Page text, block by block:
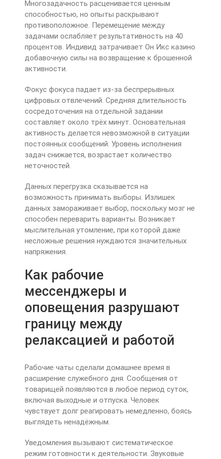
Многозадачность расценивается ценным
способностью, но опыты раскрывают
противоположное. Перемещение между
задачами ослабляет результативность на 40
процентов. Индивид затрачивает Он Икс казино
добавочную силы на возвращение к брошенной
активности.
Фокус фокуса падает из-за беспрерывных
цифровых отвлечений. Средняя длительность
сосредоточения на отдельной задании
составляет около трёх минут. Основательная
активность делается невозможной в ситуации
постоянных сообщений. Уровень исполнения
задач снижается, возрастает количество
неточностей.
Данных перегрузка сказывается на
возможность принимать выборы. Излишек
данных замораживает выбор, поскольку мозг не
способен переварить варианты. Возникает
мыслительная утомление, при которой даже
несложные решения нуждаются значительных
напряжения.
Как рабочие
мессенджеры и
оповещения разрушают
границу между
релаксацией и работой
Рабочие чаты сделали домашнее время в
расширение служебного дня. Сообщения от
товарищей появляются в любое период суток,
включая выходные и отпуска. Человек
чувствует долг реагировать немедленно, боясь
выглядеть ненадёжным.
Уведомления вызывают систематическое
режим готовности к деятельности. Звуковые